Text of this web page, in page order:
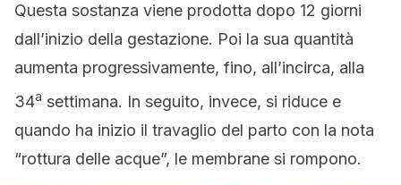
Questa sostanza viene prodotta dopo 12 giorni
dall’inizio della gestazione. Poi la sua quantità
aumenta progressivamente, fino, all’incirca, alla
34a settimana. In seguito, invece, si riduce e
quando ha inizio il travaglio del parto con la nota
“rottura delle acque”, le membrane si rompono.